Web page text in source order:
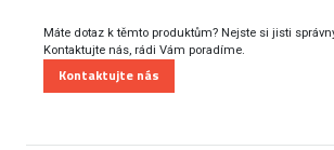
Máte dotaz k těmto produktům? Nejste si jisti
Kontaktujte nás, rádi Vám poradíme.
Kontaktujte nás